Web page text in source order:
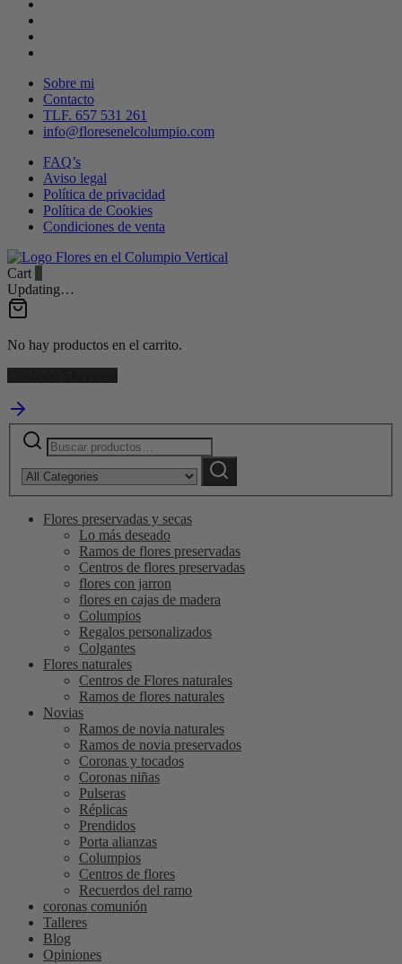
Sobre mi
Contacto
TLF. 657 531 261
info@floresenelcolumpio.com
FAQ’s
Aviso legal
Política de privacidad
Política de Cookies
Condiciones de venta
Cart
Updating…
No hay productos en el carrito.
Buscar
por:
by
category:
Buscar
Flores preservadas y secas
Lo más deseado
Ramos de flores preservadas
Centros de flores preservadas
flores con jarron
flores en cajas de madera
Columpios
Regalos personalizados
Colgantes
Flores naturales
Centros de Flores naturales
Ramos de flores naturales
Novias
Ramos de novia naturales
Ramos de novia preservados
Coronas y tocados
Coronas niñas
Pulseras
Réplicas
Prendidos
Porta alianzas
Columpios
Centros de flores
Recuerdos del ramo
coronas comunión
Talleres
Blog
Opiniones